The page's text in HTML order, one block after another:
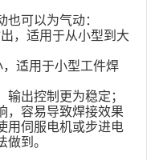
可以为气动：
，适用于从小型到大
适用于小型工件焊
出控制更为稳定；
，容易导致焊接效果
用伺服电机或步进电
到。